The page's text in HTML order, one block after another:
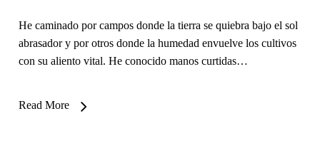
He caminado por campos donde la tierra se quiebra bajo el sol
abrasador y por otros donde la humedad envuelve los cultivos
con su aliento vital. He conocido manos curtidas…
Read More